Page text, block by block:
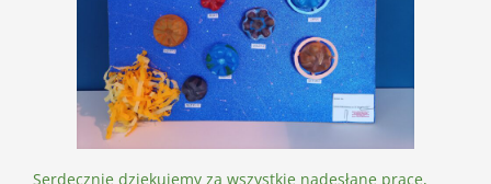
Serdecznie dziękujemy za wszystkie nadesłane prace,